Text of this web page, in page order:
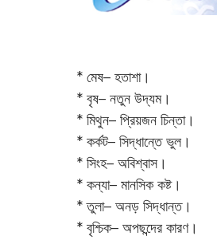
* মেষ– হতাশা।
* বৃষ– নতুন উদ্যম।
* মিথুন– প্রিয়জন চিন্তা।
* কর্কট– সিদ্ধান্তে ভুল।
* সিংহ– অবিশ্বাস।
* কন্যা– মানসিক কষ্ট।
* তুলা– অনড় সিদ্ধান্ত।
* বৃশ্চিক– অপছন্দের কারণ।